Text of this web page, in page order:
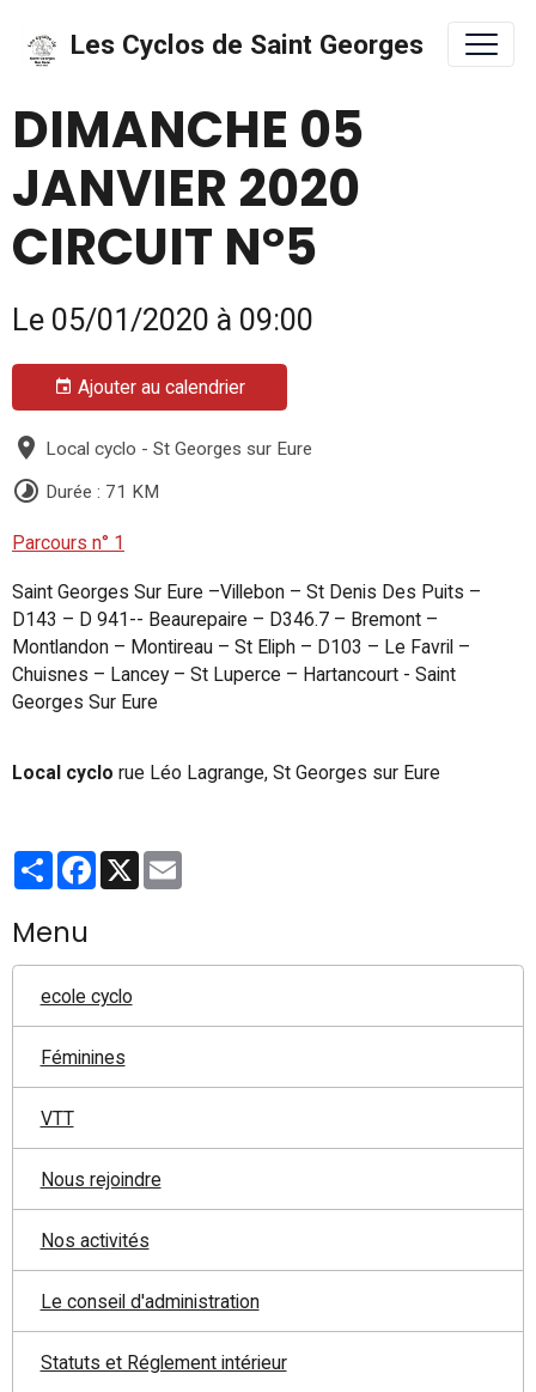
Les Cyclos de Saint Georges
DIMANCHE 05
JANVIER 2020
CIRCUIT N°5
Le 05/01/2020 à 09:00
Ajouter au calendrier
Local cyclo - St Georges sur Eure
Durée : 71 KM
Parcours n° 1
Saint Georges Sur Eure –Villebon – St Denis Des Puits –
D143 – D 941-- Beaurepaire – D346.7 – Bremont –
Montlandon – Montireau – St Eliph – D103 – Le Favril –
Chuisnes – Lancey – St Luperce – Hartancourt - Saint
Georges Sur Eure
Local cyclo rue Léo Lagrange, St Georges sur Eure
PartagerFacebook
X
Menu
ecole cyclo
Féminines
VTT
Nous rejoindre
Nos activités
Le conseil d'administration
Statuts et Réglement intérieur